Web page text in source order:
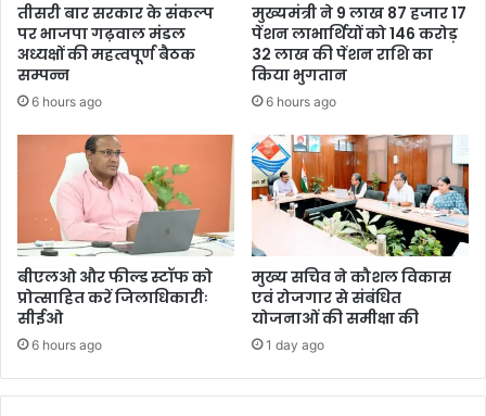
तीसरी बार सरकार के संकल्प
पर भाजपा गढ़वाल मंडल
अध्यक्षों की महत्वपूर्ण बैठक
सम्पन्न
6 hours ago
मुख्यमंत्री ने 9 लाख 87 हजार 17
पेंशन लाभार्थियों को 146 करोड़
32 लाख की पेंशन राशि का
किया भुगतान
6 hours ago
बीएलओ और फील्ड स्टॉफ को
प्रोत्साहित करें जिलाधिकारीः
सीईओ
6 hours ago
मुख्य सचिव ने कौशल विकास
एवं रोजगार से संबंधित
योजनाओं की समीक्षा की
1 day ago